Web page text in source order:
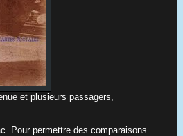
et plusieurs passagers,
Pour permettre des comparaisons